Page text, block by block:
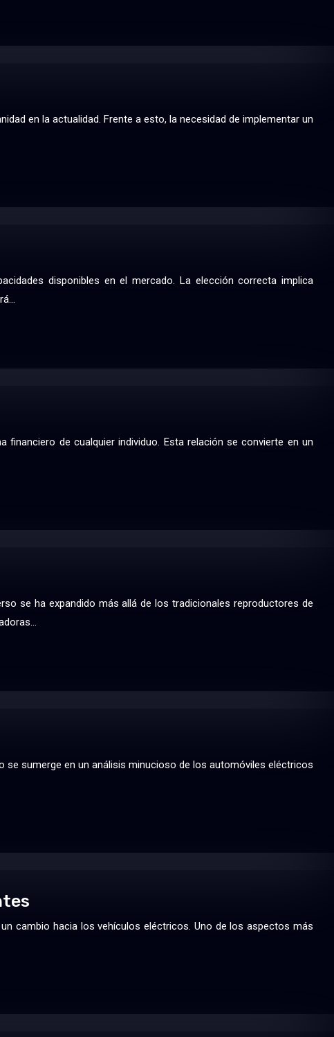
en la actualidad. Frente a esto, la necesidad de implementar un
disponibles en el mercado. La elección correcta implica
de cualquier individuo. Esta relación se convierte en un
se ha expandido más allá de los tradicionales reproductores de
sumerge en un análisis minucioso de los automóviles eléctricos
cambio hacia los vehículos eléctricos. Uno de los aspectos más